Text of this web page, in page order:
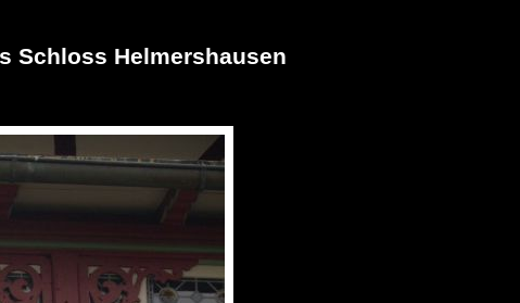
Schloss Helmershausen